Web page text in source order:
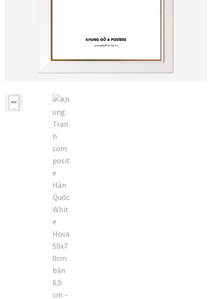
Bộ sưu tập tranh
Bộ sưu tập Mã Vương – Quà tặng doanh nghiệp
Chính Sách Bảo Mật
Chính Sách Đổi Trả
Chính sách đổi trả hàng
Đăng ký thành viên
Danh Lam Collection
Hoa Xuân – Tranh sơn mài hoa